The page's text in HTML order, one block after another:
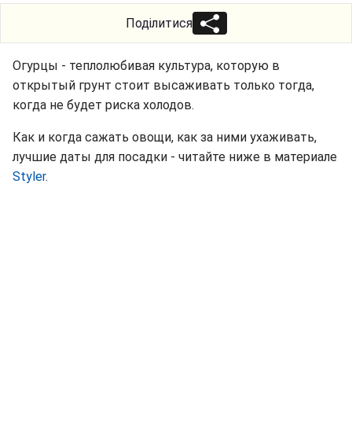
Поділитися
Огурцы - теплолюбивая культура, которую в
открытый грунт стоит высаживать только тогда,
когда не будет риска холодов.
Как и когда сажать овощи, как за ними ухаживать,
лучшие даты для посадки - читайте ниже в материале
Styler.